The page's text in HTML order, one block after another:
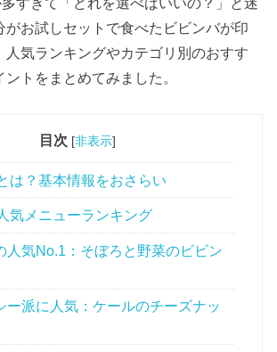
がお試しセットで食べたビビンバが印
人気ランキングやカテゴリ別のおすす
トをまとめてみました。
目次 [非表示]
は？基本情報をおさらい
気メニューランキング
人気No.1：そぼろと野菜のビビン
ー派に人気：ケールのチーズナッ